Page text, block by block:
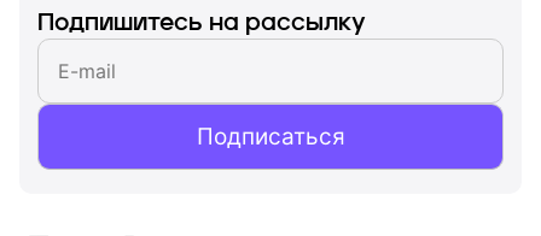
Подпишитесь на рассылку
Подписаться